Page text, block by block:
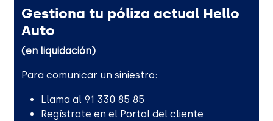
Gestiona tu póliza actual Hello
Auto
(en liquidación)
Para comunicar un siniestro:
Llama al 91 330 85 85
Regístrate en el Portal del cliente